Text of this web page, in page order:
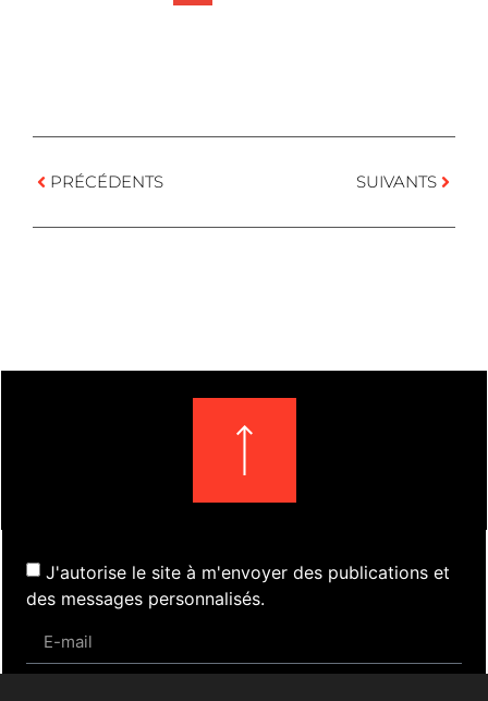
PRÉCÉDENTS SUIVANTS
J'autorise le site à m'envoyer des publications et
des messages personnalisés.